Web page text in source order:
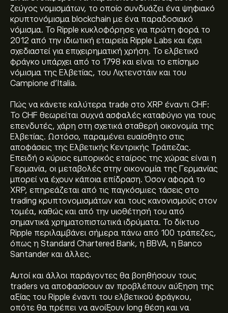
ζεύγος νομισμάτων, το οποίο συνδυάζει ένα ψηφιακό
κρυπτονόμισμα blockchain με ένα παραδοσιακό
νόμισμα. Το Ripple κυκλοφόρησε για πρώτη φορά το
2012 από την ιδιωτική εταιρεία Ripple Labs και έχει
σχεδιαστεί για επιχειρηματική χρήση. Το ελβετικό
φράγκο υπάρχει από το 1798 και είναι το επίσημο
νόμισμα της Ελβετίας, του Λιχτενστάιν και του
Campione d'Italia.
Πώς να κάνετε καλύτερα trade στο XRP έναντι CHF:
Το CHF θεωρείται συχνά ασφαλές καταφύγιο για τους
επενδυτές, χάρη στη σχετικά σταθερή οικονομία της
Ελβετίας. Ωστόσο, παραμένει ευαίσθητο στις
αποφάσεις της Ελβετικής Κεντρικής Τράπεζας.
Επειδή ο κύριος εμπορικός εταίρος της χώρας είναι η
Γερμανία, οι μεταβολές στην οικονομία της Γερμανίας
μπορεί να έχουν κάποια επίδραση. Όσον αφορά το
XRP, επηρεάζεται από τις παγκόσμιες τάσεις στο
trading κρυπτονομισμάτων και τους κανονισμούς στον
τομέα, καθώς και από την υιοθέτησή του από
σημαντικά χρηματοπιστωτικά ιδρύματα. Το δίκτυο
Ripple περιλαμβάνει σήμερα πάνω από 100 τράπεζες,
όπως η Standard Chartered Bank, η BBVA, η Banco
Santander και άλλες.
Αυτοί και άλλοι παράγοντες θα βοηθήσουν τους
traders να αποφασίσουν αν προβλέπουν αύξηση της
αξίας του Ripple έναντι του ελβετικού φράγκου,
οπότε θα πρέπει να ανοίξουν long θέση και να
Η τρέχουσα τιμή του Ripple/ Swiss Franc (XRPCHF)
είναι 0.8421‎CHF‎
Η κεφαλαιοποίηση αγοράς του Ripple/ Swiss Franc
είναι (Τα δεδομένα δεν είναι διαθέσιμα αυτή τη
στιγμή)